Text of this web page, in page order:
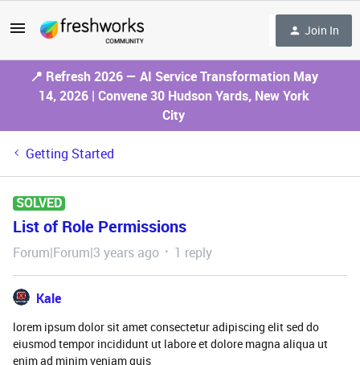
Join In
📍 Refresh 2026 — AI Service Transformation May
14, 2026 | Convene 30 Hudson Yards, New York
City
Getting Started
SOLVED
List of Role Permissions
Forum|Forum|3 years ago 1 reply
Kale
lorem ipsum dolor sit amet consectetur adipiscing elit sed do
eiusmod tempor incididunt ut labore et dolore magna aliqua ut
enim ad minim veniam quis